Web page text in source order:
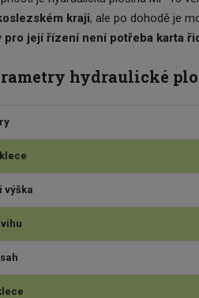
kraji, ale po dohodě je
pro její řízení není potřeba karta
hydraulické
výška